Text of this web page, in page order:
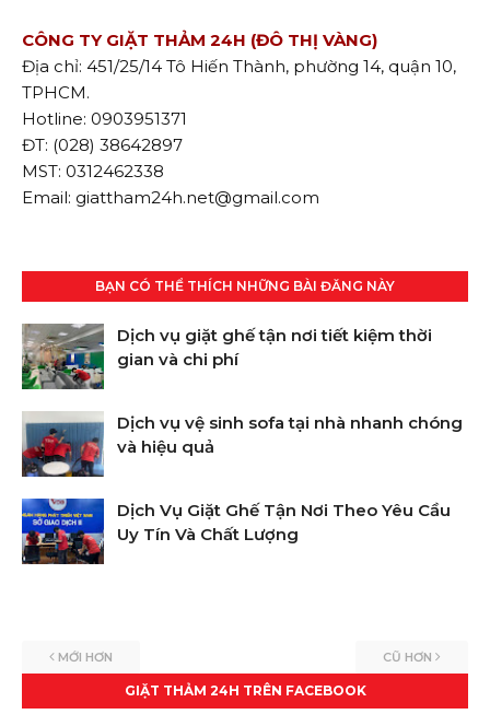
CÔNG TY GIẶT THẢM 24H (ĐÔ THỊ VÀNG)
Địa chỉ: 451/25/14 Tô Hiến Thành, phường 14, quận 10,
TPHCM.
Hotline: 0903951371
ĐT: (028) 38642897
MST: 0312462338
Email: giattham24h.net@gmail.com
BẠN CÓ THỂ THÍCH NHỮNG BÀI ĐĂNG NÀY
Dịch vụ giặt ghế tận nơi tiết kiệm thời
gian và chi phí
Dịch vụ vệ sinh sofa tại nhà nhanh chóng
và hiệu quả
Dịch Vụ Giặt Ghế Tận Nơi Theo Yêu Cầu
Uy Tín Và Chất Lượng
MỚI HƠN CŨ HƠN
GIẶT THẢM 24H TRÊN FACEBOOK